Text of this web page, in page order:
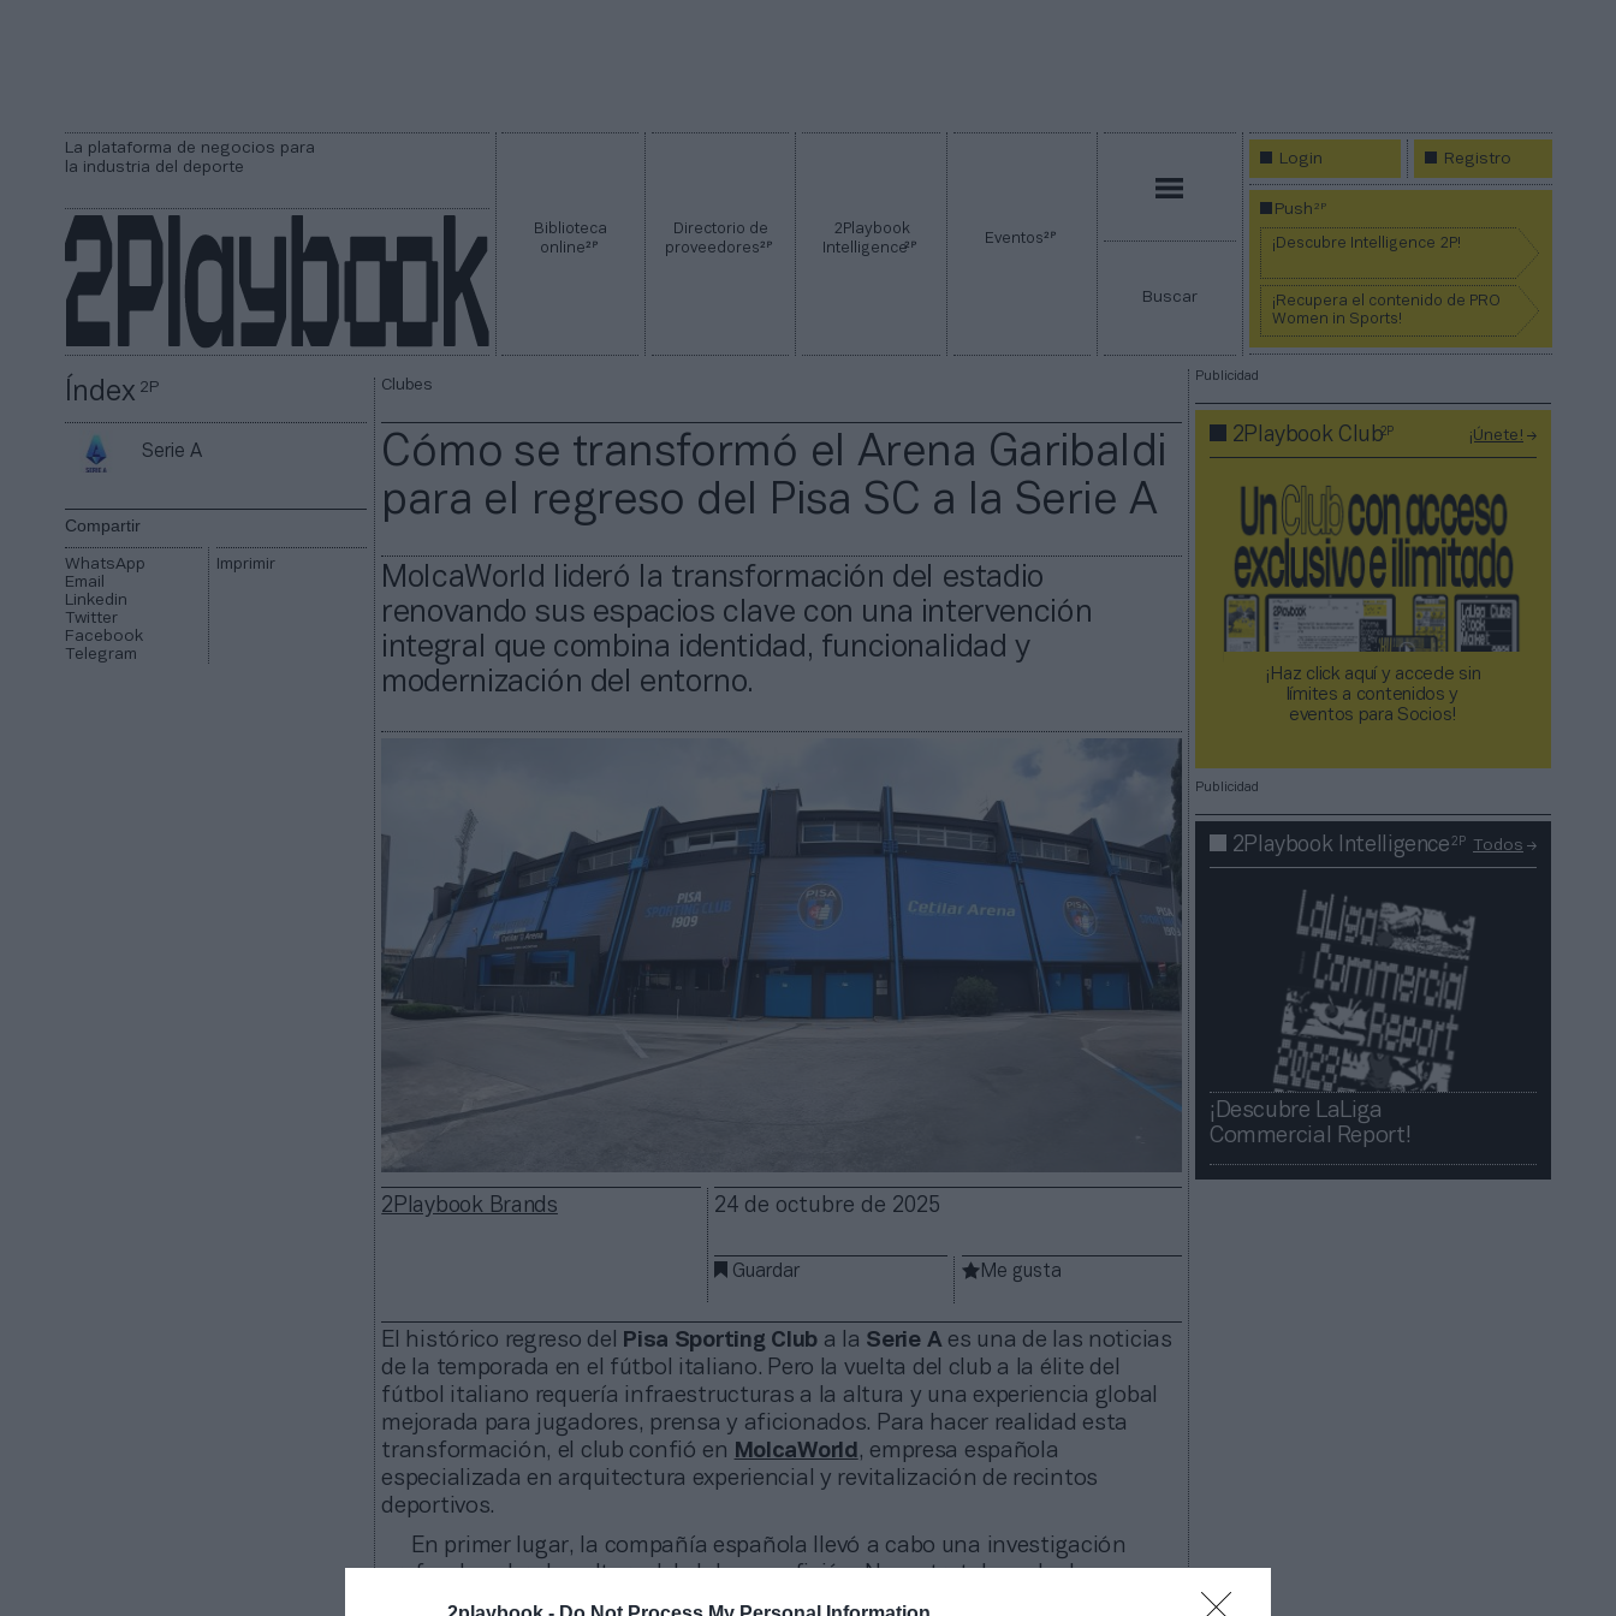
La plataforma de negocios para
la industria del deporte
Biblioteca
online2P
Directorio de
proveedores2P
2Playbook
Intelligence2P Eventos2P
Buscar
Login Registro
Push2P
¡Descubre Intelligence 2P!
¡Recupera el contenido de PRO
Women in Sports!
Índex2P
Serie A
Compartir
WhatsApp
Email
Linkedin
Twitter
Facebook
Telegram
Imprimir
Clubes
Cómo se transformó el Arena Garibaldi
para el regreso del Pisa SC a la Serie A
MolcaWorld lideró la transformación del estadio
renovando sus espacios clave con una intervención
integral que combina identidad, funcionalidad y
modernización del entorno.
2Playbook Brands 24 de octubre de 2025
Guardar Me gusta
El histórico regreso del Pisa Sporting Cluba la Serie A es una de las noticias
de la temporada en el fútbol italiano. Pero la vuelta del club a la élite del
fútbol italiano requería infraestructuras a la altura y una experiencia global
mejorada para jugadores, prensa y aficionados. Para hacer realidad esta
transformación, el club confió en MolcaWorld , empresa española
especializada en arquitectura experiencial y revitalización de recintos
deportivos.
En primer lugar, la compañía española llevó a cabo una investigación
profunda sobre la cultura del club y su afición. No se trataba solo de
actualizar un estadio
, sino de contar la historia del Pisa SC a través de sus
Publicidad
2Playbook Club2P ¡Únete!
¡Haz click aquí y accede sin
límites a contenidos y
eventos para Socios!​​​​​​​
Publicidad
2Playbook Intelligence2P Todos
¡Descubre LaLiga
Commercial Report!​​